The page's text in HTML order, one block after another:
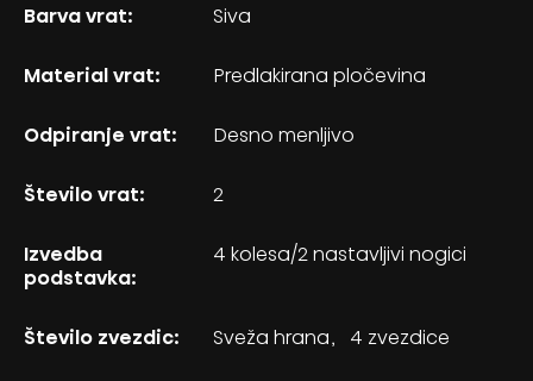
Barva vrat: Siva
Material vrat: Predlakirana pločevina
Odpiranje vrat: Desno menljivo
Število vrat: 2
Izvedba
podstavka:
4 kolesa/2 nastavljivi nogici
Število zvezdic: Sveža hrana 4 zvezdice